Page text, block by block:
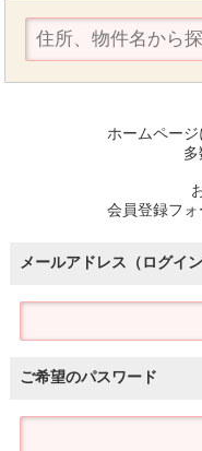
ホームペー
多
会員登録フォ
メールアドレス（ログイン
ご希望のパスワード